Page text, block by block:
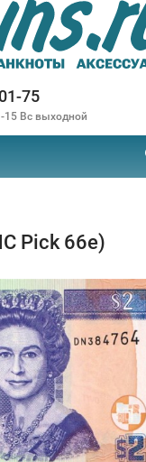
75
Вс выходной
Pick 66e)